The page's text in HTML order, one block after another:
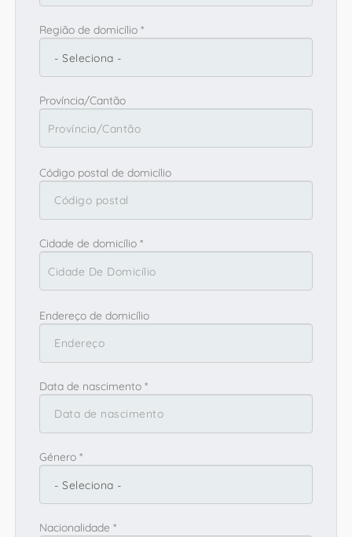
Região de domicílio *
Província/Cantão
Província/Cantão
Código postal de domicílio
Cidade de domicílio *
Cidade De Domicílio
Endereço de domicílio
Data de nascimento *
Género *
Nacionalidade *